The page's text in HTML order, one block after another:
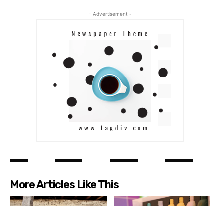
- Advertisement -
More Articles Like This